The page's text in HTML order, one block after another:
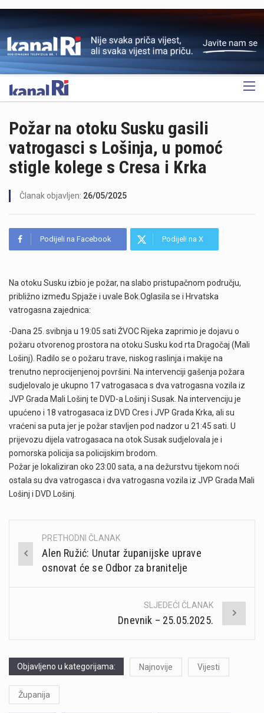
OGLAS
Požar na otoku Susku gasili
vatrogasci s Lošinja, u pomoć
stigle kolege s Cresa i Krka
Članak objavljen: 26/05/2025
Podijeli na Facebook Podijeli na X
Na otoku Susku izbio je požar, na slabo pristupačnom području,
približno između Spjaže i uvale Bok.Oglasila se i Hrvatska
vatrogasna zajednica:
-Dana 25. svibnja u 19:05 sati ŽVOC Rijeka zaprimio je dojavu o
požaru otvorenog prostora na otoku Susku kod rta Dragočaj (Mali
Lošinj). Radilo se o požaru trave, niskog raslinja i makije na
trenutno neprocijenjenoj površini. Na intervenciji gašenja požara
sudjelovalo je ukupno 17 vatrogasaca s dva vatrogasna vozila iz
JVP Grada Mali Lošinj te DVD-a Lošinj i Susak. Na intervenciju je
upućeno i 18 vatrogasaca iz DVD Cres i JVP Grada Krka, ali su
vraćeni sa puta jer je požar stavljen pod nadzor u 21:45 sati. U
prijevozu dijela vatrogasaca na otok Susak sudjelovala je i
pomorska policija sa policijskim brodom.
Požar je lokaliziran oko 23:00 sata, a na dežurstvu tijekom noći
ostala su dva vatrogasca i dva vatrogasna vozila iz JVP Grada Mali
Lošinj i DVD Lošinj.
Post
navigation
PRETHODNI ČLANAK
Alen Ružić: Unutar županijske uprave
osnovat će se Odbor za branitelje
SLJEDEĆI ČLANAK
Dnevnik – 25.05.2025.
Objavljeno u kategorijama: Najnovije Vijesti
Županija